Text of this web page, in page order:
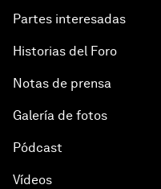
Partes interesadas
Historias del Foro
Notas de prensa
Galería de fotos
Pódcast
Vídeos